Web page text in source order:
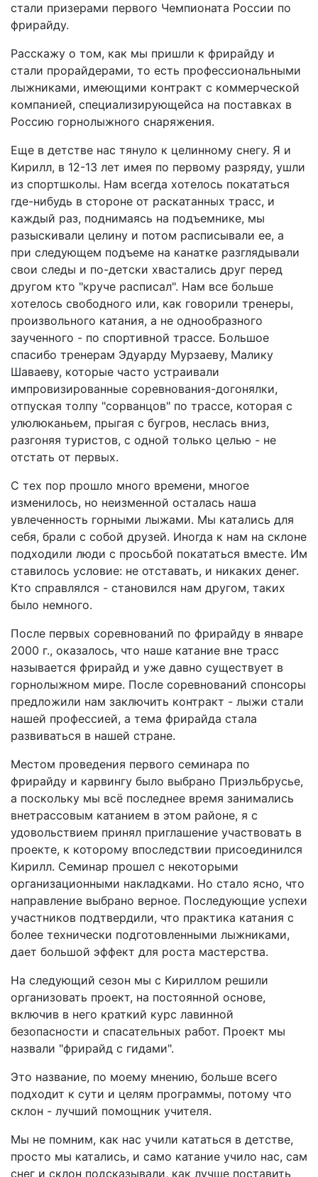
стали призерами первого Чемпионата России по
фрирайду.
Расскажу о том, как мы пришли к фрирайду и
стали прорайдерами, то есть профессиональными
лыжниками, имеющими контракт с коммерческой
компанией, специализирующейса на поставках в
Россию горнолыжного снаряжения.
Еще в детстве нас тянуло к целинному снегу. Я и
Кирилл, в 12-13 лет имея по первому разряду, ушли
из спортшколы. Нам всегда хотелось покататься
где-нибудь в стороне от раскатанных трасс, и
каждый раз, поднимаясь на подъемнике, мы
разыскивали целину и потом расписывали ее, а
при следующем подъеме на канатке разглядывали
свои следы и по-детски хвастались друг перед
другом кто "круче расписал". Нам все больше
хотелось свободного или, как говорили тренеры,
произвольного катания, а не однообразного
заученного - по спортивной трассе. Большое
спасибо тренерам Эдуарду Мурзаеву, Малику
Шаваеву, которые часто устраивали
импровизированные соревнования-догонялки,
отпуская толпу "сорванцов" по трассе, которая с
улюлюканьем, прыгая с бугров, неслась вниз,
разгоняя туристов, с одной только целью - не
отстать от первых.
С тех пор прошло много времени, многое
изменилось, но неизменной осталась наша
увлеченность горными лыжами. Мы катались для
себя, брали с собой друзей. Иногда к нам на склоне
подходили люди с просьбой покататься вместе. Им
ставилось условие: не отставать, и никаких денег.
Кто справлялся - становился нам другом, таких
было немного.
После первых соревнований по фрирайду в январе
2000 г., оказалось, что наше катание вне трасс
называется фрирайд и уже давно существует в
горнолыжном мире. После соревнований спонсоры
предложили нам заключить контракт - лыжи стали
нашей профессией, а тема фрирайда стала
развиваться в нашей стране.
Местом проведения первого семинара по
фрирайду и карвингу было выбрано Приэльбрусье,
а поскольку мы всё последнее время занимались
внетрассовым катанием в этом районе, я с
удовольствием принял приглашение участвовать в
проекте, к которому впоследствии присоединился
Кирилл. Семинар прошел с некоторыми
организационными накладками. Но стало ясно, что
направление выбрано верное. Последующие успехи
участников подтвердили, что практика катания с
более технически подготовленными лыжниками,
дает большой эффект для роста мастерства.
На следующий сезон мы с Кириллом решили
организовать проект, на постоянной основе,
включив в него краткий курс лавинной
безопасности и спасательных работ. Проект мы
назвали "фрирайд с гидами".
Это название, по моему мнению, больше всего
подходит к сути и целям программы, потому что
склон - лучший помощник учителя.
Мы не помним, как нас учили кататься в детстве,
просто мы катались, и само катание учило нас, сам
снег и склон подсказывали, как лучше поставить